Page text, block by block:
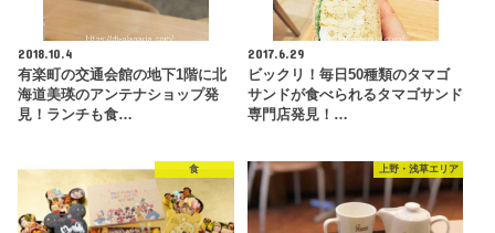
2018.10.4
有楽町の交通会館の地下1階に北
海道美瑛のアンテナショップ発
見！ランチも食…
2017.6.29
ビックリ！毎日50種類のタマゴ
サンドが食べられるタマゴサンド
専門店発見！…
食 上野・浅草エリア